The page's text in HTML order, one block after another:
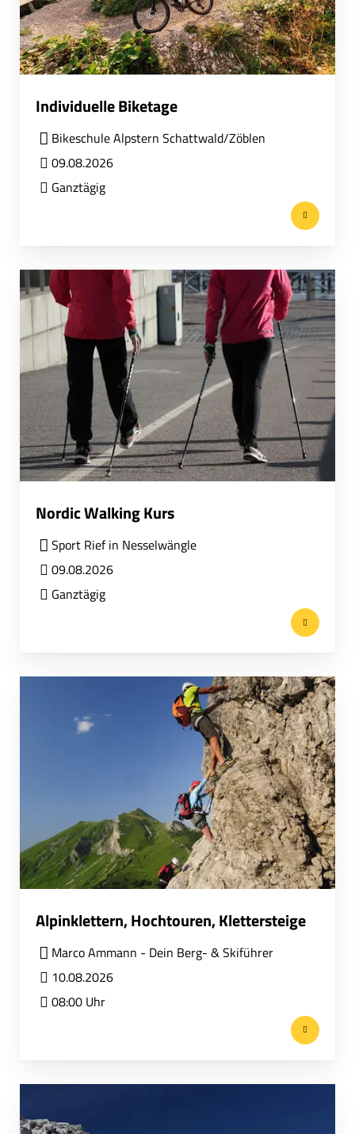
Individuelle Biketage
Bikeschule Alpstern Schattwald/Zöblen
09.08.2026
Ganztägig
Nordic Walking Kurs
Sport Rief in Nesselwängle
09.08.2026
Ganztägig
Alpinklettern, Hochtouren, Klettersteige
Marco Ammann - Dein Berg- & Skiführer
10.08.2026
08:00 Uhr